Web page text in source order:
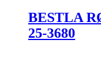
BESTLA
25-3680